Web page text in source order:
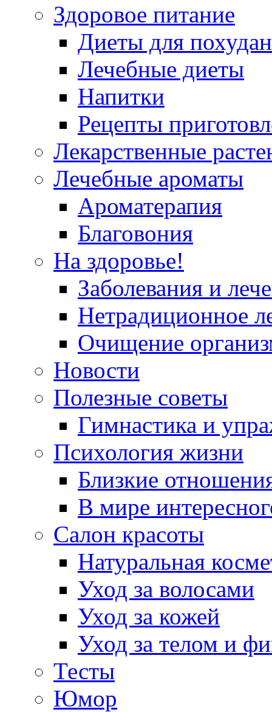
Здоровое питание
Диеты для
Лечебные диеты
Напитки
Рецепты
Лекарственные
Лечебные ароматы
Ароматерапия
Благовония
На здоровье!
Заболевания и
Нетрадиционное
Очищение
Новости
Полезные советы
Гимнастика и
Психология жизни
Близкие
В мире
Салон красоты
Натуральная
Уход за волосами
Уход за кожей
Уход за телом и
Тесты
Юмор